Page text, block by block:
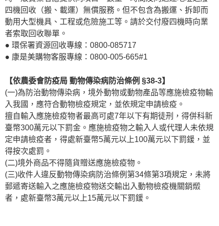
四機回收（搬、載運）無償服務。但不包含為搬運、拆卸而
動用大型機具、工程或危險施工等。請於交付廢四機時向業
者索取回收聯單。
● 環保署資源回收專線：0800-085717
● 康是美購物客服專線：0800-005-665#1
【依農委會防疫局 動物傳染病防治條例 §38-3】
(一)為防治動物傳染病，境外動物或動物產品等應施檢疫物輸
入我國，應符合動物檢疫規定，並依規定申請檢疫。
擅自輸入應施檢疫物者最高可處7年以下有期徒刑，得併科新
臺幣300萬元以下罰金。應施檢疫物之輸入人或代理人未依規
定申請檢疫者，得處新臺幣5萬元以上100萬元以下罰鍰，並
得按次處罰。
(二)境外商品不得隨貨贈送應施檢疫物。
(三)收件人違反動物傳染病防治條例第34條第3項規定，未將
郵遞寄送輸入之應施檢疫物送交輸出入動物檢疫機關銷燬
者，處新臺幣3萬元以上15萬元以下罰鍰。